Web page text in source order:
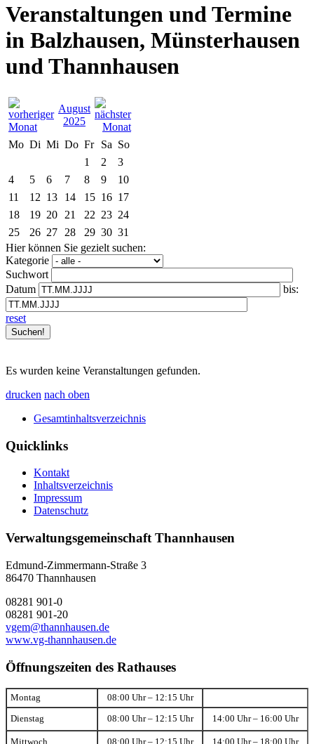
Veranstaltungen und Termine
in Balzhausen, Münsterhausen
und Thannhausen
August
2025
Mo Di Mi Do Fr Sa So
1
2
3
4
5 6 7 8 9
10
11
12 13 14 15 16 17
18
19 20 21 22 23 24
25
26 27 28 29 30 31
Hier können Sie gezielt suchen:
Kategorie
Suchwort
Datum
bis:
reset
Es wurden keine Veranstaltungen gefunden.
drucken nach oben
Gesamtinhaltsverzeichnis
Quicklinks
Kontakt
Inhaltsverzeichnis
Impressum
Datenschutz
Verwaltungsgemeinschaft Thannhausen
Edmund-Zimmermann-Straße 3
86470 Thannhausen
08281 901-0
08281 901-20
vgem@thannhausen.de
www.vg-thannhausen.de
Öffnungszeiten des Rathauses
Montag 08:00 Uhr – 12:15 Uhr
Dienstag 08:00 Uhr – 12:15 Uhr 14:00 Uhr – 16:00 Uhr